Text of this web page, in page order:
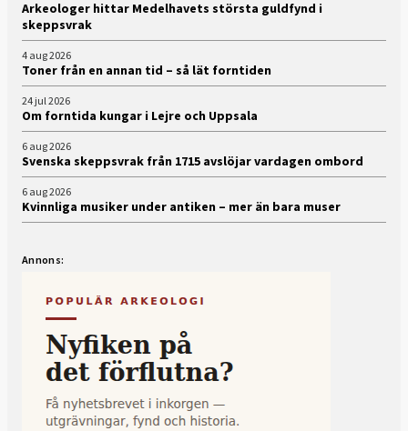
Arkeologer hittar Medelhavets största guldfynd i
skeppsvrak
4 aug 2026
Toner från en annan tid – så lät forntiden
24 jul 2026
Om forntida kungar i Lejre och Uppsala
6 aug 2026
Svenska skeppsvrak från 1715 avslöjar vardagen ombord
6 aug 2026
Kvinnliga musiker under antiken – mer än bara muser
Annons: